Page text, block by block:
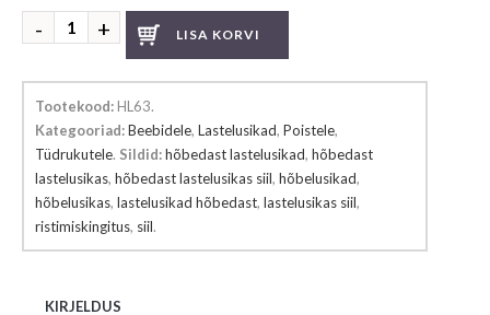
Hõbedast
lastelusikas
LISA KORVI
Tootekood: HL63.
Kategooriad:Beebidele, Lastelusikad, Poistele,
Tüdrukutele. Sildid:hõbedast lastelusikad, hõbedast
lastelusikas, hõbedast lastelusikas siil, hõbelusikad,
hõbelusikas, lastelusikad hõbedast, lastelusikas siil,
ristimiskingitus, siil.
KIRJELDUS